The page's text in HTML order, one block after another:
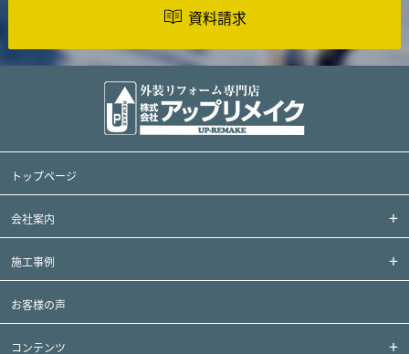
資料請求
トップページ
会社案内
施工事例
お客様の声
コンテンツ